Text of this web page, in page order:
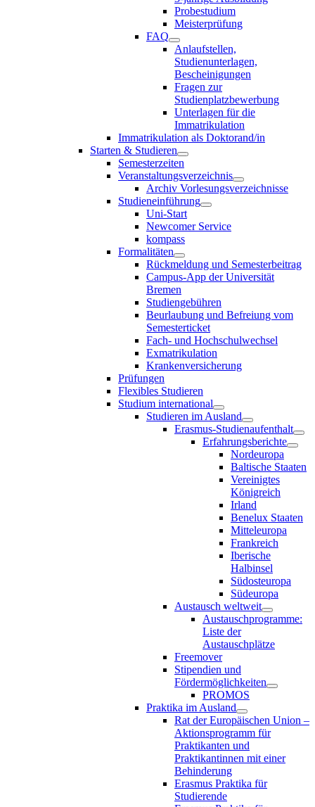
Probestudium
Meisterprüfung
FAQ
Anlaufstellen,
Studienunterlagen,
Bescheinigungen
Fragen zur
Studienplatzbewerbung
Unterlagen für die
Immatrikulation
Immatrikulation als Doktorand/in
Starten & Studieren
Semesterzeiten
Veranstaltungsverzeichnis
Archiv Vorlesungsverzeichnisse
Studieneinführung
Uni-Start
Newcomer Service
kompass
Formalitäten
Rückmeldung und Semesterbeitrag
Campus-App der Universität
Bremen
Studiengebühren
Beurlaubung und Befreiung vom
Semesterticket
Fach- und Hochschulwechsel
Exmatrikulation
Krankenversicherung
Prüfungen
Flexibles Studieren
Studium international
Studieren im Ausland
Erasmus-Studienaufenthalt
Erfahrungsberichte
Nordeuropa
Baltische Staaten
Vereinigtes
Königreich
Irland
Benelux Staaten
Mitteleuropa
Frankreich
Iberische
Halbinsel
Südosteuropa
Südeuropa
Austausch weltweit
Austauschprogramme:
Liste der
Austauschplätze
Freemover
Stipendien und
Fördermöglichkeiten
PROMOS
Praktika im Ausland
Rat der Europäischen Union –
Aktionsprogramm für
Praktikanten und
Praktikantinnen mit einer
Behinderung
Erasmus Praktika für
Studierende